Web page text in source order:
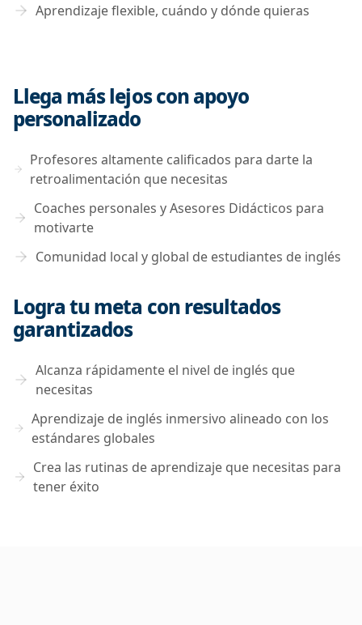
Aprendizaje flexible, cuándo y dónde quieras
Llega más lejos con apoyo
personalizado
Profesores altamente calificados para darte la
retroalimentación que necesitas
Coaches personales y Asesores Didácticos para
motivarte
Comunidad local y global de estudiantes de inglés
Logra tu meta con resultados
garantizados
Alcanza rápidamente el nivel de inglés que
necesitas
Aprendizaje de inglés inmersivo alineado con los
estándares globales
Crea las rutinas de aprendizaje que necesitas para
tener éxito